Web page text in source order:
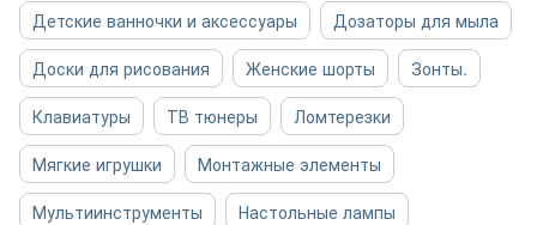
Детские ванночки и аксессуары
Дозаторы для мыла
Доски для рисования
Женские шорты
Зонты.
Клавиатуры
ТВ тюнеры
Ломтерезки
Мягкие игрушки
Монтажные элементы
Мультиинструменты
Настольные лампы